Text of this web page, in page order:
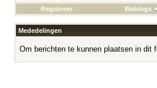
Registreer Weblogs
Mededelingen
Om berichten te kunnen plaatsen in dit